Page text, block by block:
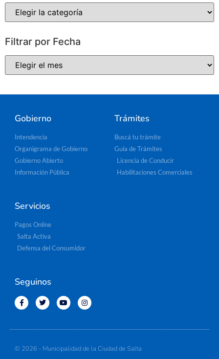
Filtrar por Fecha
Gobierno
Intendencia
Organigrama de Gobierno
Gobierno Abierto
Información Pública
Trámites
Buscá tu trámite
Guía de Trámites
Licencia de Conducir
Habilitaciones Comerciales
Servicios
Pagos Online
Salta Activa
Defensa del Consumidor
Seguinos
© 2026 - Municipalidad de la Ciudad de Salta